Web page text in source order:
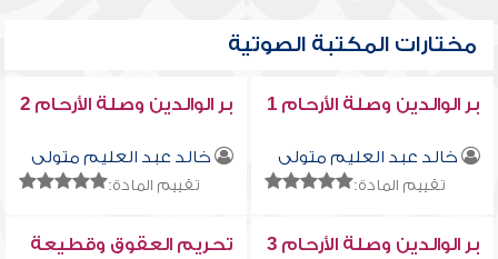
مختارات المكتبة الصوتية
بر الوالدين وصلة الأرحام 1
خالد عبد العليم متولى
تقييم المادة:
بر الوالدين وصلة الأرحام 2
خالد عبد العليم متولى
تقييم المادة:
بر الوالدين وصلة الأرحام 3
تحريم العقوق وقطيعة